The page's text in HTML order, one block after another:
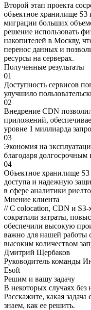
Второй этап проекта
объектное хранилище
миграции больших
решение использовать
накопителей в Москву,
перенос данных и
ресурсы на серверах.
Полученные результаты
01
Доступность сервисов
улучшило
02
Внедрение CDN
приложений,
уровне 1 миллиарда
03
Экономия на
благодаря долгосрочным
04
Объектное хранилище
доступа и надежную
в сфере аналитики
Мнение клиента
//С colocation, CDN и S3-
сократили затраты,
обеспечили высокую
важно для нашей
высоким количеством
Дмитрий Щербаков
Руководитель команды
Esoft
Решим и вашу задачу
В некоторых случаях
Расскажите, какая
знаем, как ее решить.